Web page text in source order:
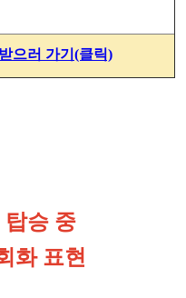
으러 가기(클릭)
탑승 중
화 표현